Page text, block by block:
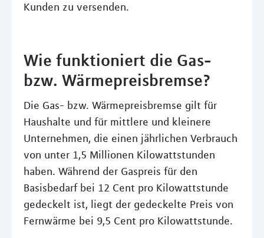
Kunden zu versenden.
Wie funktioniert die Gas-
bzw. Wärmepreisbremse?
Die Gas- bzw. Wärmepreisbremse gilt für
Haushalte und für mittlere und kleinere
Unternehmen, die einen jährlichen Verbrauch
von unter 1,5 Millionen Kilowattstunden
haben. Während der Gaspreis für den
Basisbedarf bei 12 Cent pro Kilowattstunde
gedeckelt ist, liegt der gedeckelte Preis von
Fernwärme bei 9,5 Cent pro Kilowattstunde.